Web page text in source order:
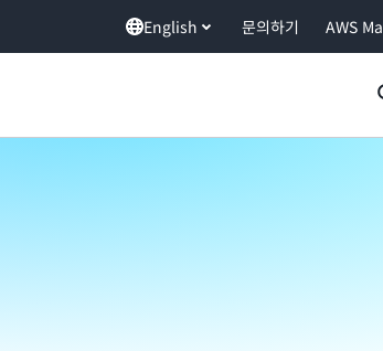
English 문의하기 AWS